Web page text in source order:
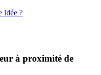
Idée ?
à proximité de